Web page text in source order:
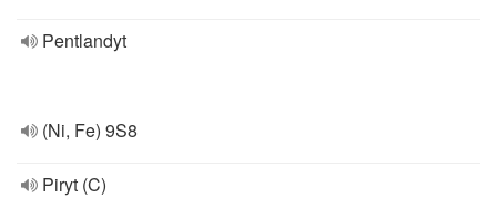
Pentlandyt
(Ni, Fe) 9S8
Piryt (C)